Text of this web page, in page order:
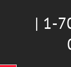
חייגו: 1-700-700-810 |